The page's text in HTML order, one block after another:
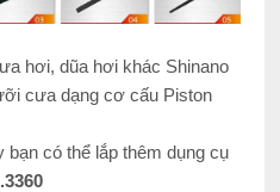
hơi, dũa hơi khác Shinano
cưa dạng cơ cấu Piston
có thể lắp thêm dụng cụ